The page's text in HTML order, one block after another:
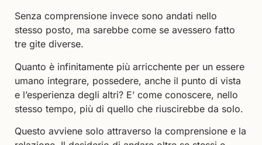
Senza comprensione invece sono andati nello
stesso posto, ma sarebbe come se avessero fatto
tre gite diverse.
Quanto è infinitamente più arricchente per un essere
umano integrare, possedere, anche il punto di vista
e l’esperienza degli altri? E’ come conoscere, nello
stesso tempo, più di quello che riuscirebbe da solo.
Questo avviene solo attraverso la comprensione e la